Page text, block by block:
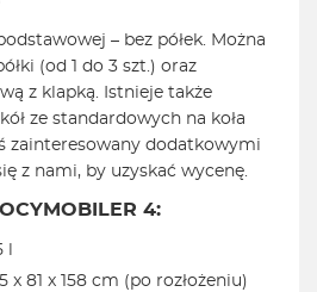
– bez półek. Można
(od 1 do 3 szt.) oraz
z klapką. Istnieje także
ze standardowych na koła
zainteresowany dodatkowymi
z nami, by uzyskać wycenę.
4:
x 81 x 158 cm (po rozłożeniu)